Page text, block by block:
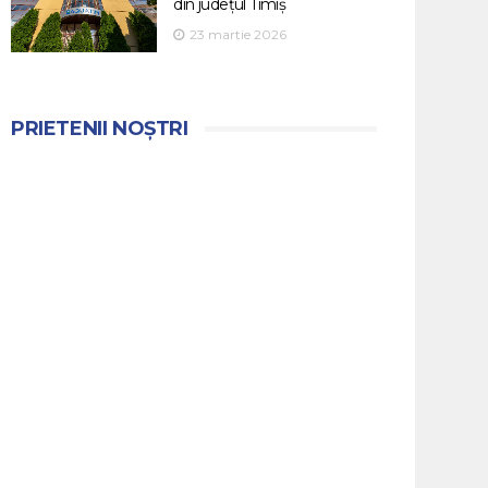
din județul Timiș
23 martie 2026
PRIETENII NOȘTRI